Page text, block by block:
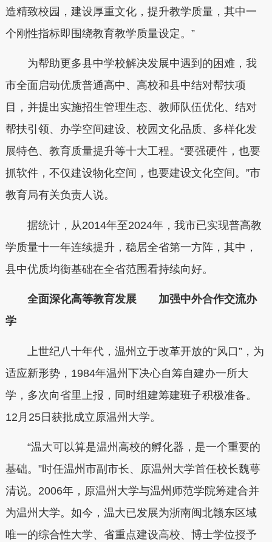
造精致校园，建设厚重文化，提升教学质量，其中一
个刚性指标即围绕教育教学质量设定。”
为帮助更多县中学校解决发展中遇到的困难，我
市全面启动优质普通高中、高校和县中结对帮扶项
目，并提出实施招生管理生态、教师队伍优化、结对
帮扶引领、办学空间建设、校园文化品质、多样化发
展特色、教育质量提升等十大工程。“要强硬件，也要
抓软件，不仅建设物化空间，也要建设文化空间。”市
教育局有关负责人说。
据统计，从2014年至2024年，我市已实现普高教
学质量十一年连续提升，稳居全省第一方阵，其中，
县中优质均衡基础在全省范围看持续向好。
全面深化高等教育发展 加强中外合作交流办
学
上世纪八十年代，温州立于改革开放的“风口”，为
适应新形势，1984年温州下决心自筹自建办一所大
学，多次向省里上报，同时组建筹建班子积极准备。
12月25日获批成立原温州大学。
“温大可以算是温州高校的孵化器，是一个重要的
基础。”时任温州市副市长、原温州大学首任校长魏萼
清说。2006年，原温州大学与温州师范学院筹建合并
为温州大学。如今，温大已发展为浙南闽北赣东区域
唯一的综合性大学、省重点建设高校、博士学位授予